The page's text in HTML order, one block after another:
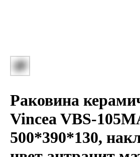
Раковина
Vincea VBS-
500*390*130,